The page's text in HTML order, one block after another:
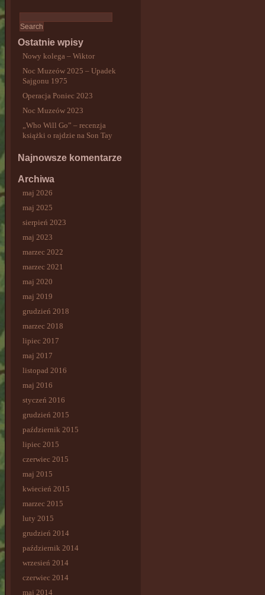
Ostatnie wpisy
Nowy kolega – Wiktor
Noc Muzeów 2025 – Upadek
Sajgonu 1975
Operacja Poniec 2023
Noc Muzeów 2023
„Who Will Go” – recenzja
książki o rajdzie na Son Tay
Najnowsze komentarze
Archiwa
maj 2026
maj 2025
sierpień 2023
maj 2023
marzec 2022
marzec 2021
maj 2020
maj 2019
grudzień 2018
marzec 2018
lipiec 2017
maj 2017
listopad 2016
maj 2016
styczeń 2016
grudzień 2015
październik 2015
lipiec 2015
czerwiec 2015
maj 2015
kwiecień 2015
marzec 2015
luty 2015
grudzień 2014
październik 2014
wrzesień 2014
czerwiec 2014
maj 2014